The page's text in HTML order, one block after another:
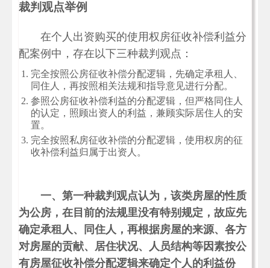
裁判观点举例
在个人出资购买的使用权房征收补偿利益分
配案例中，存在以下三种裁判观点：
完全按照公房征收补偿分配逻辑，先确定承租人、
同住人，再按照相关法规和指导意见进行分配。
参照公房征收补偿利益的分配逻辑，但严格同住人
的认定，照顾出资人的利益，兼顾实际居住人的安
置。
完全按照私房征收补偿的分配逻辑，使用权房的征
收补偿利益归属于出资人。
一、第一种裁判观点认为，该类房屋的性质
为公房，在目前的法规里没有特别规定，故应先
确定承租人、同住人，再根据房屋的来源、各方
对房屋的贡献、居住状况、人员结构等因素按公
有房屋征收补偿分配逻辑来确定个人的利益份